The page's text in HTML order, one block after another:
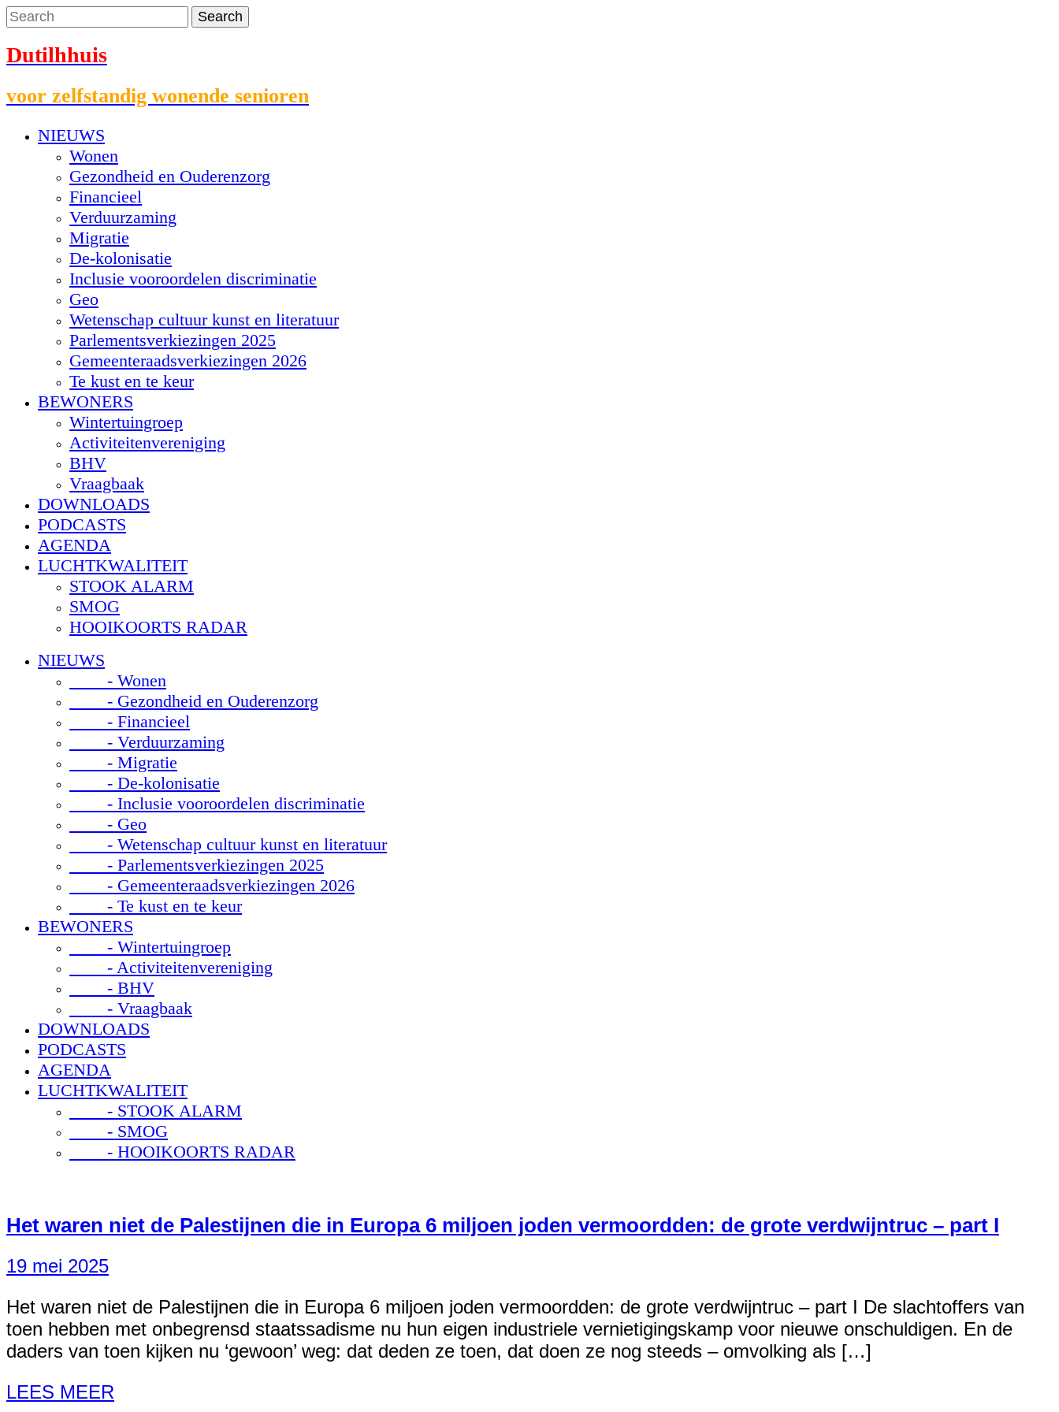
Dutilhhuis
voor zelfstandig wonende senioren
NIEUWS
Wonen
Gezondheid en Ouderenzorg
Financieel
Verduurzaming
Migratie
De-kolonisatie
Inclusie vooroordelen discriminatie
Geo
Wetenschap cultuur kunst en literatuur
Parlementsverkiezingen 2025
Gemeenteraadsverkiezingen 2026
Te kust en te keur
BEWONERS
Wintertuingroep
Activiteitenvereniging
BHV
Vraagbaak
DOWNLOADS
PODCASTS
AGENDA
LUCHTKWALITEIT
STOOK ALARM
SMOG
HOOIKOORTS RADAR
NIEUWS
- Wonen
- Gezondheid en Ouderenzorg
- Financieel
- Verduurzaming
- Migratie
- De-kolonisatie
- Inclusie vooroordelen discriminatie
- Geo
- Wetenschap cultuur kunst en literatuur
- Parlementsverkiezingen 2025
- Gemeenteraadsverkiezingen 2026
- Te kust en te keur
BEWONERS
- Wintertuingroep
- Activiteitenvereniging
- BHV
- Vraagbaak
DOWNLOADS
PODCASTS
AGENDA
LUCHTKWALITEIT
- STOOK ALARM
- SMOG
- HOOIKOORTS RADAR
Het waren niet de Palestijnen die in Europa 6 miljoen joden vermoordden: de grote verdwijntruc – part I
19 mei 2025
Het waren niet de Palestijnen die in Europa 6 miljoen joden vermoordden: de grote verdwijntruc – part I De slachtoffers van
toen hebben met onbegrensd staatssadisme nu hun eigen industriele vernietigingskamp voor nieuwe onschuldigen. En de
daders van toen kijken nu ‘gewoon’ weg: dat deden ze toen, dat doen ze nog steeds – omvolking als […]
LEES MEER